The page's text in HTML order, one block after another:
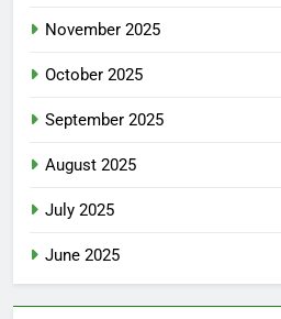
November 2025
October 2025
September 2025
August 2025
July 2025
June 2025